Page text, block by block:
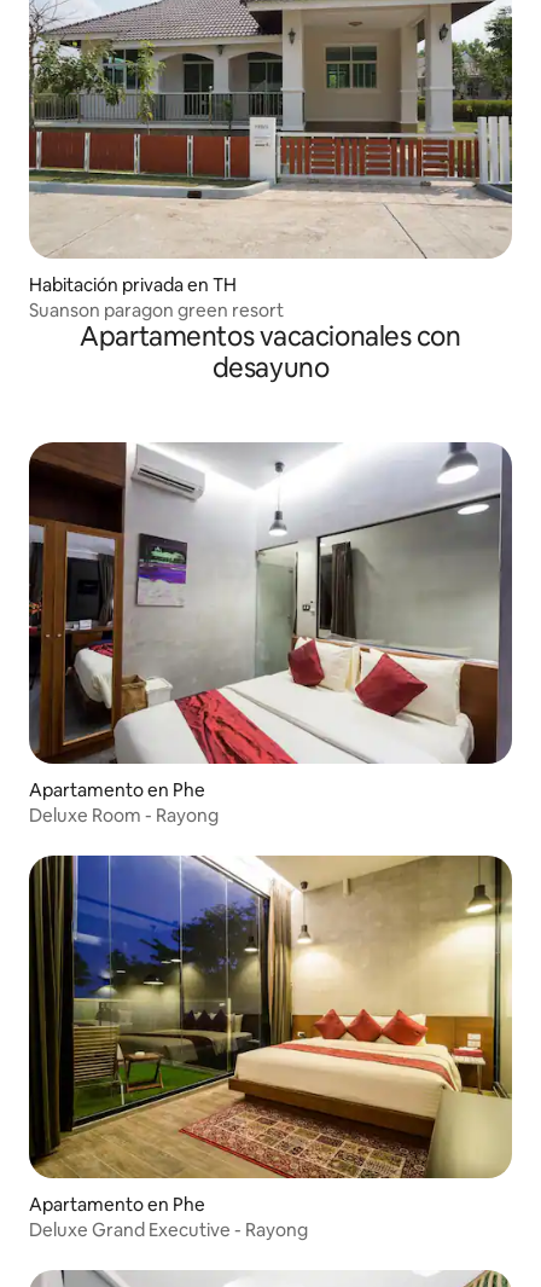
Habitación privada en TH
Suanson paragon green resort
Apartamentos vacacionales con
desayuno
Apartamento en Phe
Deluxe Room - Rayong
Apartamento en Phe
Deluxe Grand Executive - Rayong